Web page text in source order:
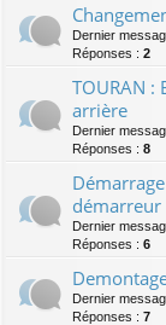
Dernier
Réponses : 2
TOURAN :
arrière
Dernier
Réponses : 8
démarreur
Dernier
Réponses : 6
Dernier
Réponses : 7